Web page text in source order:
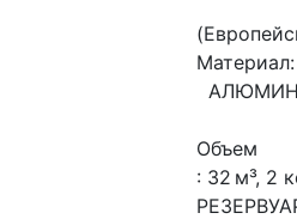
Материал:
Объем
: 32 м³, 2